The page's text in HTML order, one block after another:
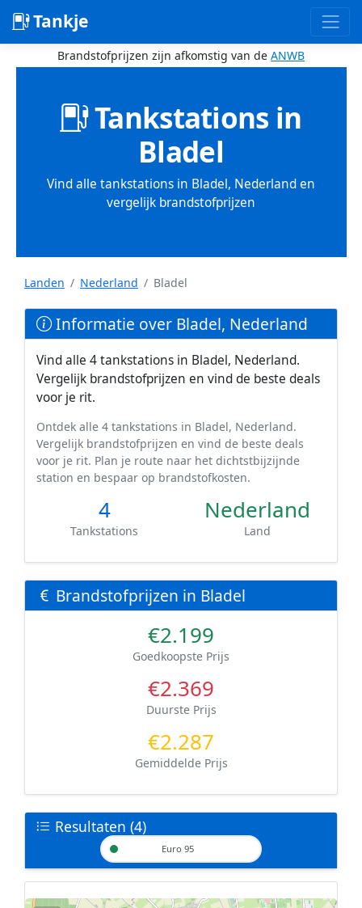
Tankje
Brandstofprijzen zijn afkomstig van de ANWB
Tankstations in
Bladel
Vind alle tankstations in Bladel, Nederland en
vergelijk brandstofprijzen
Landen Nederland Bladel
Informatie over Bladel, Nederland
Vind alle 4 tankstations in Bladel, Nederland.
Vergelijk brandstofprijzen en vind de beste deals
voor je rit.
Ontdek alle 4 tankstations in Bladel, Nederland.
Vergelijk brandstofprijzen en vind de beste deals
voor je rit. Plan je route naar het dichtstbijzijnde
station en bespaar op brandstofkosten.
4
Tankstations
Nederland
Land
Brandstofprijzen in Bladel
€2.199
Goedkoopste Prijs
€2.369
Duurste Prijs
€2.287
Gemiddelde Prijs
Resultaten (4)
Euro 95